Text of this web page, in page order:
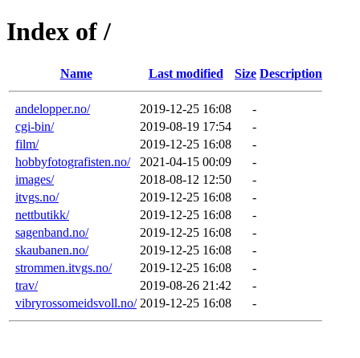
Index of /
Name Last modified Size Description
andelopper.no/ 2019-12-25 16:08
-
cgi-bin/
2019-08-19 17:54
-
film/
2019-12-25 16:08
-
hobbyfotografisten.no/
2021-04-15 00:09
-
images/
2018-08-12 12:50
-
itvgs.no/
2019-12-25 16:08
-
nettbutikk/
2019-12-25 16:08
-
sagenband.no/
2019-12-25 16:08
-
skaubanen.no/
2019-12-25 16:08
-
strommen.itvgs.no/
2019-12-25 16:08
-
trav/
2019-08-26 21:42
-
vibryrossomeidsvoll.no/ 2019-12-25 16:08 -